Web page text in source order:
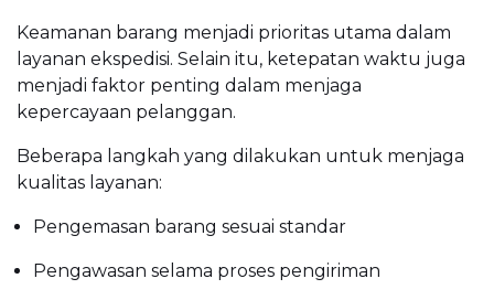
Keamanan barang menjadi prioritas utama dalam
layanan ekspedisi. Selain itu, ketepatan waktu juga
menjadi faktor penting dalam menjaga
kepercayaan pelanggan.
Beberapa langkah yang dilakukan untuk menjaga
kualitas layanan:
Pengemasan barang sesuai standar
Pengawasan selama proses pengiriman